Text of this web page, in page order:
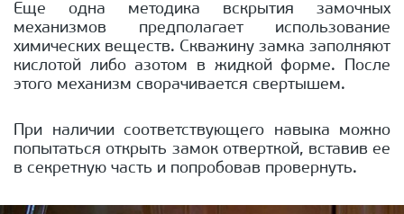
Еще одна методика вскрытия замочных
механизмов предполагает использование
химических веществ. Скважину замка заполняют
кислотой либо азотом в жидкой форме. После
этого механизм сворачивается свертышем.
При наличии соответствующего навыка можно
попытаться открыть замок отверткой, вставив ее
в секретную часть и попробовав провернуть.